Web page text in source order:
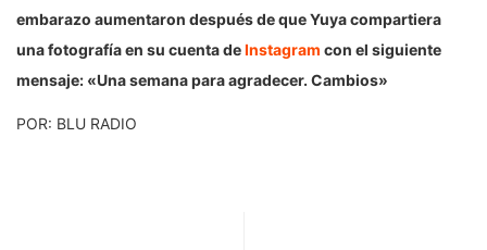
embarazo aumentaron después de que Yuya compartiera
una fotografía en su cuenta deInstagram con el siguiente
mensaje: «Una semana para agradecer. Cambios»
POR: BLU RADIO